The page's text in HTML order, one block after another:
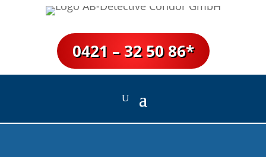
0421 – 32 50 86*